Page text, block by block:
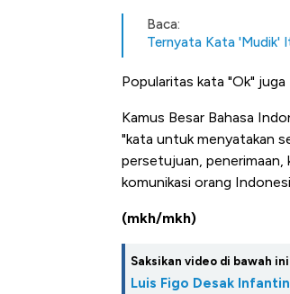
Baca:
Ternyata Kata 'Mudik'
Popularitas kata "Ok"
Kamus Besar Bahasa
"kata untuk menyatakan
persetujuan, penerimaan,
komunikasi orang
(mkh/mkh)
Saksikan video di bawah
Luis Figo Desak